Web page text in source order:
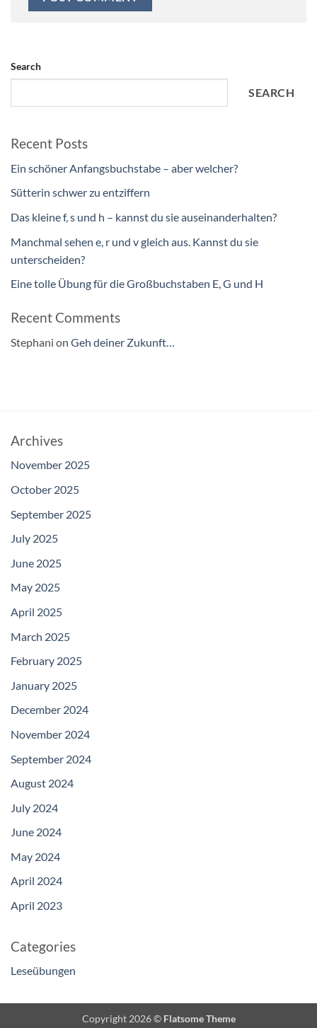
Search
SEARCH
Recent Posts
Ein schöner Anfangsbuchstabe – aber welcher?
Sütterin schwer zu entziffern
Das kleine f, s und h – kannst du sie auseinanderhalten?
Manchmal sehen e, r und v gleich aus. Kannst du sie
unterscheiden?
Eine tolle Übung für die Großbuchstaben E, G und H
Recent Comments
Stephani on Geh deiner Zukunft…
Archives
November 2025
October 2025
September 2025
July 2025
June 2025
May 2025
April 2025
March 2025
February 2025
January 2025
December 2024
November 2024
September 2024
August 2024
July 2024
June 2024
May 2024
April 2024
April 2023
Categories
Leseübungen
Copyright 2026 © Flatsome Theme